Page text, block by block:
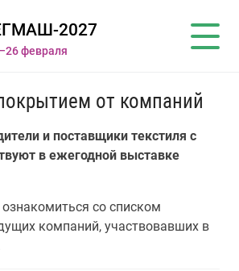
2027
февраля
от компаний
и поставщики текстиля с
в ежегодной выставке
со списком
компаний, участвовавших в